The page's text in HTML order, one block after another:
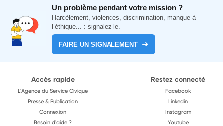
Un problème pendant votre mission ?
Harcèlement, violences, discrimination, manque à
l’éthique... : signalez-le.
FAIRE UN SIGNALEMENT
Accès rapide
L'Agence du Service Civique
Presse & Publication
Connexion
Besoin d'aide ?
Restez connecté
Facebook
Linkedin
Instagram
Youtube